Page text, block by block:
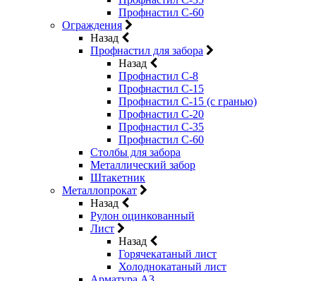
Профнастил С-60
Ограждения
Назад
Профнастил для забора
Назад
Профнастил С-8
Профнастил С-15
Профнастил С-15 (с гранью)
Профнастил С-20
Профнастил С-35
Профнастил С-60
Столбы для забора
Металлический забор
Штакетник
Металлопрокат
Назад
Рулон оцинкованный
Лист
Назад
Горячекатаный лист
Холоднокатаный лист